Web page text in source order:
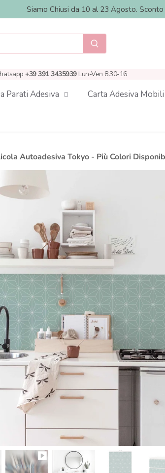
Siamo Chiusi da 10 al 23 Agosto.
+39 391 3435939Lun-Ven 8.30-16
Parati Adesiva Carta Adesiva Mobili
Autoadesiva Tokyo - Più Colori